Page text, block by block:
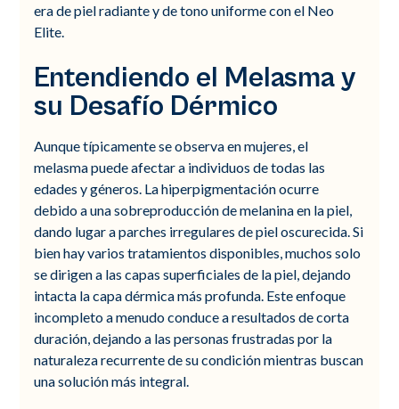
era de piel radiante y de tono uniforme con el Neo
Elite.
Entendiendo el Melasma y
su Desafío Dérmico
Aunque típicamente se observa en mujeres, el
melasma puede afectar a individuos de todas las
edades y géneros. La hiperpigmentación ocurre
debido a una sobreproducción de melanina en la piel,
dando lugar a parches irregulares de piel oscurecida. Si
bien hay varios tratamientos disponibles, muchos solo
se dirigen a las capas superficiales de la piel, dejando
intacta la capa dérmica más profunda. Este enfoque
incompleto a menudo conduce a resultados de corta
duración, dejando a las personas frustradas por la
naturaleza recurrente de su condición mientras buscan
una solución más integral.